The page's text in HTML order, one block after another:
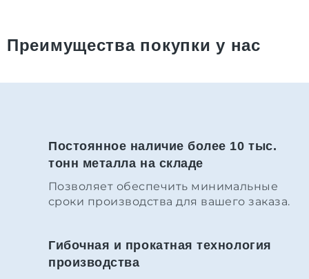
Преимущества покупки у нас
Постоянное наличие более 10 тыс.
тонн металла на складе
Позволяет обеспечить минимальные
сроки производства для вашего заказа.
Гибочная и прокатная технология
производства